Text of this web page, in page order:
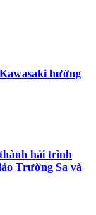
hướng
hải trình
Trường Sa và